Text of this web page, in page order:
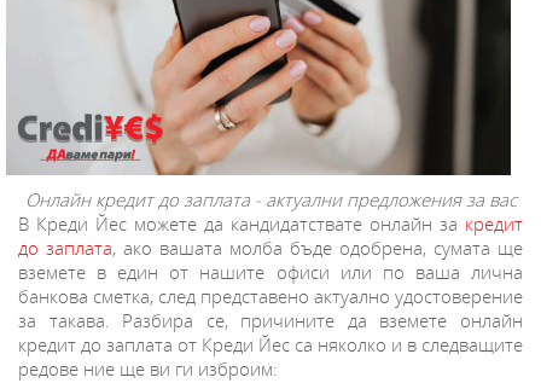
Онлайн кредит до заплата - актуални предложения за вас
В Креди Йес можете да кандидатствате онлайн за кредит
до заплата, ако вашата молба бъде одобрена, сумата ще
вземете в един от нашите офиси или по ваша лична
банкова сметка, след представено актуално удостоверение
за такава. Разбира се, причините да вземете онлайн
кредит до заплата от Креди Йес са няколко и в следващите
редове ние ще ви ги изброим: